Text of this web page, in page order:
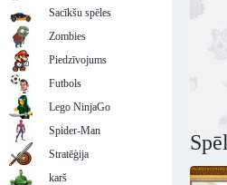
Sacīkšu spēles
Zombies
Piedzīvojums
Futbols
Lego NinjaGo
Spider-Man
Stratēģija
karš